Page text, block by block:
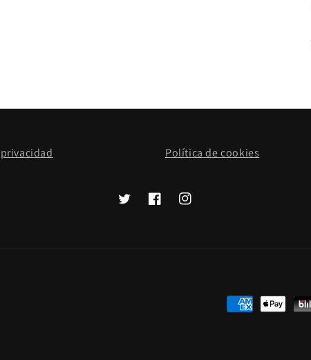
Política de cookies
TwitterFacebookInstagram
Formas